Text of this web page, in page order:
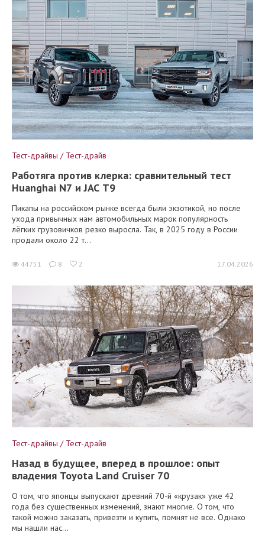
Тест-драйвы / Тест-драйв
Работяга против клерка: сравнительный тест
Huanghai N7 и JAC T9
Пикапы на российском рынке всегда были экзотикой, но после
ухода привычных нам автомобильных марок популярность
лёгких грузовичков резко выросла. Так, в 2025 году в России
продали около 22 т...
44751 8 2 17.04.2026
Тест-драйвы / Тест-драйв
Назад в будущее, вперед в прошлое: опыт
владения Toyota Land Cruiser 70
О том, что японцы выпускают древний 70-й «крузак» уже 42
года без существенных изменений, знают многие. О том, что
такой можно заказать, привезти и купить, помнят не все. Однако
мы нашли нас...